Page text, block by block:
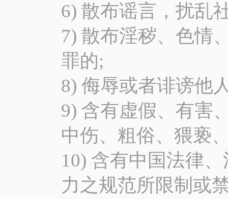
6) 散布谣言，扰乱
7) 散布淫秽、色情
罪的;
8) 侮辱或者诽谤他
9) 含有虚假、有害
中伤、粗俗、猥亵
10) 含有中国法律
力之规范所限制或